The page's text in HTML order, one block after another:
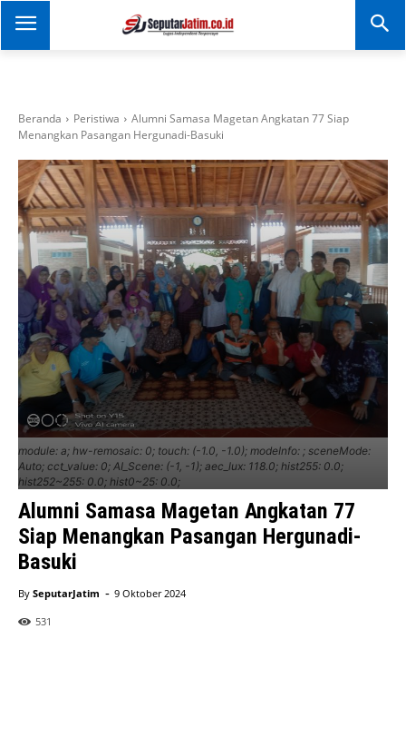
SEPUTAR JATIM
Portal Informasi Dan
Beranda Peristiwa
Alumni Samasa Magetan Angkatan 77 Siap
Menangkan Pasangan Hergunadi-Basuki
module: a; hw-remosaic: 0; touch: (-1.0, -1.0); modeInfo: ; sceneMode:
Auto; cct_value: 0; AI_Scene: (-1, -1); aec_lux: 118.0; hist255: 0.0;
hist252~255: 0.0; hist0~25: 0.0;
Alumni Samasa Magetan Angkatan 77
Siap Menangkan Pasangan Hergunadi-
Basuki
By SeputarJatim - 9 Oktober 2024
531